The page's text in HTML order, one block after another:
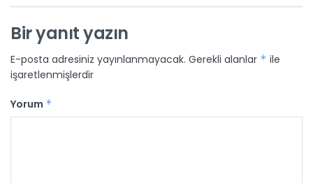
Bir yanıt yazın
E-posta adresiniz yayınlanmayacak. Gerekli alanlar * ile
işaretlenmişlerdir
Yorum *